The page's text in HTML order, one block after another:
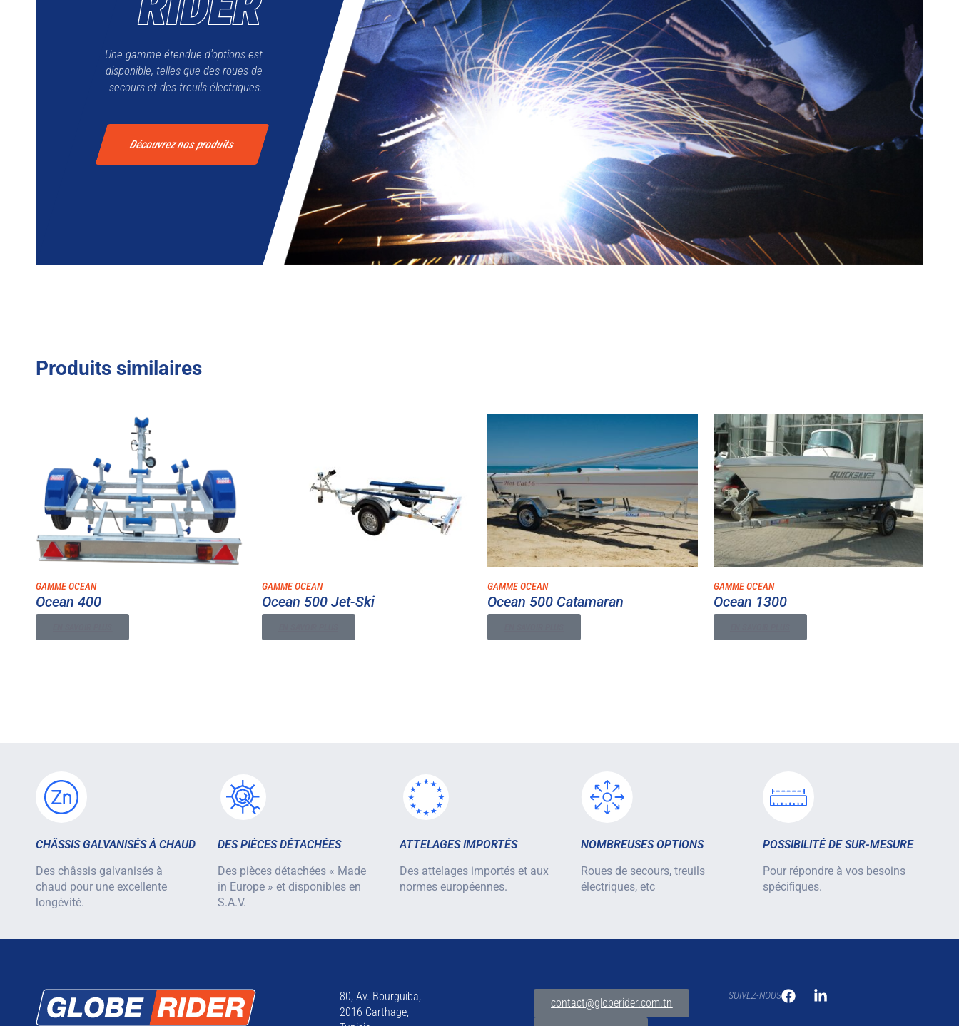
Une gamme étendue d'options est
disponible, telles que des roues de
secours et des treuils électriques.
Découvrez nos produits
Produits similaires
GAMME OCEAN
Ocean 400
GAMME OCEAN
Ocean 500 Jet-Ski
GAMME OCEAN
Ocean 500 Catamaran
GAMME OCEAN
Ocean 1300
CHÂSSIS GALVANISÉS À CHAUD
Des châssis galvanisés à
chaud pour une excellente
longévité.
DES PIÈCES DÉTACHÉES
Des pièces détachées « Made
in Europe » et disponibles en
S.A.V.
ATTELAGES IMPORTÉS
Des attelages importés et aux
normes européennes.
NOMBREUSES OPTIONS
Roues de secours, treuils
électriques, etc
POSSIBILITÉ DE SUR-MESURE
Pour répondre à vos besoins
spéciﬁques.
80, Av. Bourguiba,
2016 Carthage,
contact@globerider.com.tn
SUIVEZ-NOUS